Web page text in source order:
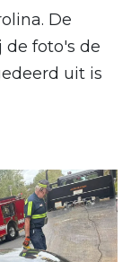
De
de foto's de
uit is